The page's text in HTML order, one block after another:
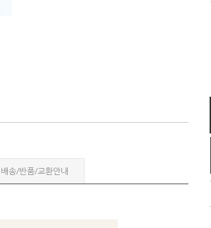
배송/반품/교환안내